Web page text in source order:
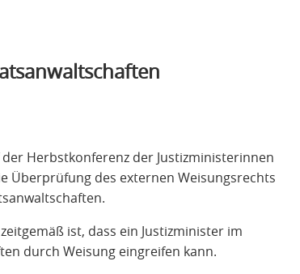
Herbstkonferenz der Justizministerinnen
Überprüfung des externen Weisungsrechts
ist, dass ein Justizminister im
durch Weisung eingreifen kann.